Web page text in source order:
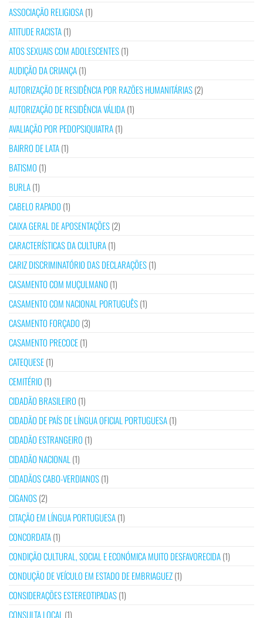
ASSOCIAÇÃO RELIGIOSA(1)
ATITUDE RACISTA(1)
ATOS SEXUAIS COM ADOLESCENTES(1)
AUDIÇÃO DA CRIANÇA(1)
AUTORIZAÇÃO DE RESIDÊNCIA POR RAZÕES HUMANITÁRIAS(2)
AUTORIZAÇÃO DE RESIDÊNCIA VÁLIDA(1)
AVALIAÇÃO POR PEDOPSIQUIATRA(1)
BAIRRO DE LATA(1)
BATISMO (1)
BURLA(1)
CABELO RAPADO (1)
CAIXA GERAL DE APOSENTAÇÕES(2)
CARACTERÍSTICAS DA CULTURA(1)
CARIZ DISCRIMINATÓRIO DAS DECLARAÇÕES(1)
CASAMENTO COM MUÇULMANO (1)
CASAMENTO COM NACIONAL PORTUGUÊS(1)
CASAMENTO FORÇADO (3)
CASAMENTO PRECOCE(1)
CATEQUESE(1)
CEMITÉRIO (1)
CIDADÃO BRASILEIRO (1)
CIDADÃO DE PAÍS DE LÍNGUA OFICIAL PORTUGUESA(1)
CIDADÃO ESTRANGEIRO (1)
CIDADÃO NACIONAL (1)
CIDADÃOS CABO-VERDIANOS(1)
CIGANOS(2)
CITAÇÃO EM LÍNGUA PORTUGUESA(1)
CONCORDATA(1)
CONDIÇÃO CULTURAL, SOCIAL E ECONÓMICA MUITO DESFAVORECIDA(1)
CONDUÇÃO DE VEÍCULO EM ESTADO DE EMBRIAGUEZ(1)
CONSIDERAÇÕES ESTEREOTIPADAS(1)
CONSULTA LOCAL (1)